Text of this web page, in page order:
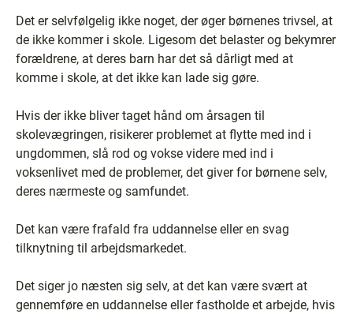
Det er selvfølgelig ikke noget, der øger børnenes trivsel, at
de ikke kommer i skole. Ligesom det belaster og bekymrer
forældrene, at deres barn har det så dårligt med at
komme i skole, at det ikke kan lade sig gøre.
Hvis der ikke bliver taget hånd om årsagen til
skolevægringen, risikerer problemet at flytte med ind i
ungdommen, slå rod og vokse videre med ind i
voksenlivet med de problemer, det giver for børnene selv,
deres nærmeste og samfundet.
Det kan være frafald fra uddannelse eller en svag
tilknytning til arbejdsmarkedet.
Det siger jo næsten sig selv, at det kan være svært at
gennemføre en uddannelse eller fastholde et arbejde, hvis